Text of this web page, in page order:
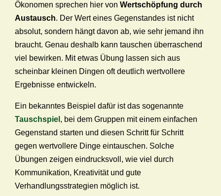
Ökonomen sprechen hier von Wertschöpfung durch
Austausch. Der Wert eines Gegenstandes ist nicht
absolut, sondern hängt davon ab, wie sehr jemand ihn
braucht. Genau deshalb kann tauschen überraschend
viel bewirken. Mit etwas Übung lassen sich aus
scheinbar kleinen Dingen oft deutlich wertvollere
Ergebnisse entwickeln.
Ein bekanntes Beispiel dafür ist das sogenannte
Tauschspiel , bei dem Gruppen mit einem einfachen
Gegenstand starten und diesen Schritt für Schritt
gegen wertvollere Dinge eintauschen. Solche
Übungen zeigen eindrucksvoll, wie viel durch
Kommunikation, Kreativität und gute
Verhandlungsstrategien möglich ist.